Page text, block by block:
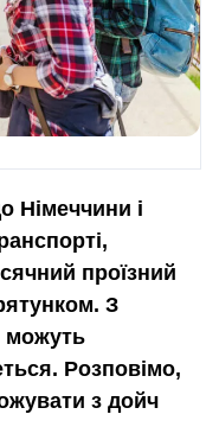
Німеччини і
проїзний
З
можуть
Розповімо,
з дойч